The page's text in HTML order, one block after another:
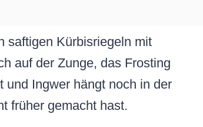
saftigen Kürbisriegeln mit
auf der Zunge, das Frosting
und Ingwer hängt noch in der
früher gemacht hast.